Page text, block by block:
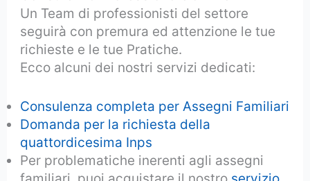
Un Team di professionisti del settore
seguirà con premura ed attenzione le tue
richieste e le tue Pratiche.
Ecco alcuni dei nostri servizi dedicati:
Consulenza completa per Assegni Familiari
Domanda per la richiesta della
quattordicesima Inps
Per problematiche inerenti agli assegni